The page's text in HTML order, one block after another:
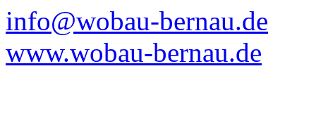
info@wobau-bernau.de
www.wobau-bernau.de